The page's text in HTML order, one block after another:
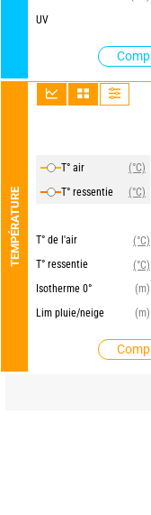
UV
TEMPÉRATURE
T° air
(°C)
T° ressentie
(°C)
T° de l'air
(°C)
T° ressentie
(°C)
Isotherme 0°
(m)
Lim pluie/neige
(m)